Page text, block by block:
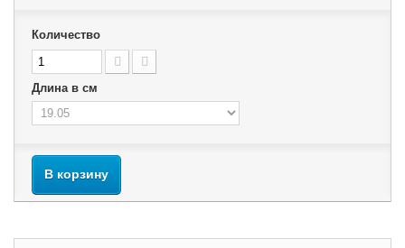
Количество
Длина в см
В корзину